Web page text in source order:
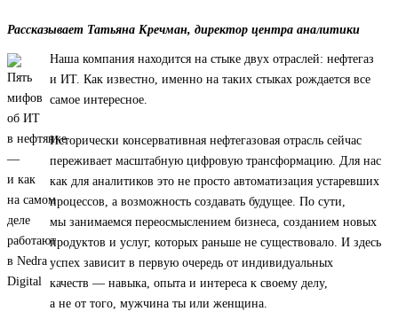
Рассказывает Татьяна Кречман, директор центра аналитики
Наша компания находится на стыке двух отраслей: нефтегаз
и ИТ. Как известно, именно на таких стыках рождается все
самое интересное.
Исторически консервативная нефтегазовая отрасль сейчас
переживает масштабную цифровую трансформацию. Для нас
как для аналитиков это не просто автоматизация устаревших
процессов, а возможность создавать будущее. По сути,
мы занимаемся переосмыслением бизнеса, созданием новых
продуктов и услуг, которых раньше не существовало. И здесь
успех зависит в первую очередь от индивидуальных
качеств — навыка, опыта и интереса к своему делу,
а не от того, мужчина ты или женщина.